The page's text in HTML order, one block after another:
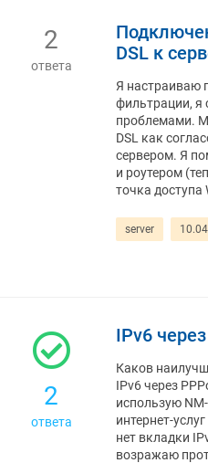
2
ответа
DSL к
Я настраиваю
фильтрации, я
проблемами.
DSL как
сервером. Я
и роутером
точка доступа
server 10.04
2
ответа
IPv6
Каков
IPv6 через
использую
интернет-
нет вкладки
возражаю